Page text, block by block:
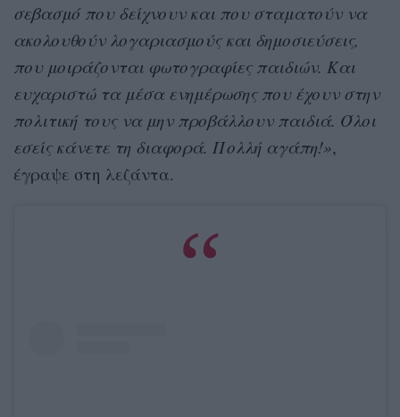
σεβασμό που δείχνουν και που σταματούν να
ακολουθούν λογαριασμούς και δημοσιεύσεις,
που μοιράζονται φωτογραφίες παιδιών. Και
ευχαριστώ τα μέσα ενημέρωσης που έχουν στην
πολιτική τους να μην προβάλλουν παιδιά. Όλοι
εσείς κάνετε τη διαφορά. Πολλή αγάπη!»,
έγραψε στη λεζάντα.